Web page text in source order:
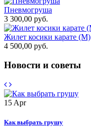
Пневмогруша
3 300,00 руб.
Жилет косики карате (М)
4 500,00 руб.
Новости и советы
15 Apr
Как выбрать грушу